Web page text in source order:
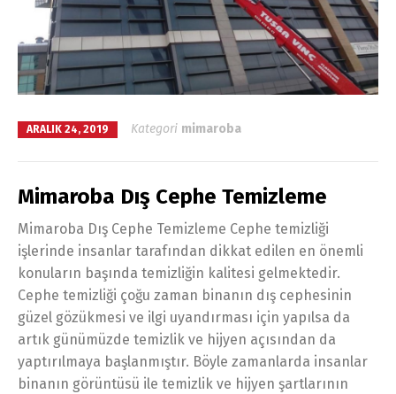
ARALIK 24, 2019 Kategori mimaroba
Mimaroba Dış Cephe Temizleme
Mimaroba Dış Cephe Temizleme Cephe temizliği
işlerinde insanlar tarafından dikkat edilen en önemli
konuların başında temizliğin kalitesi gelmektedir.
Cephe temizliği çoğu zaman binanın dış cephesinin
güzel gözükmesi ve ilgi uyandırması için yapılsa da
artık günümüzde temizlik ve hijyen açısından da
yaptırılmaya başlanmıştır. Böyle zamanlarda insanlar
binanın görüntüsü ile temizlik ve hijyen şartlarının